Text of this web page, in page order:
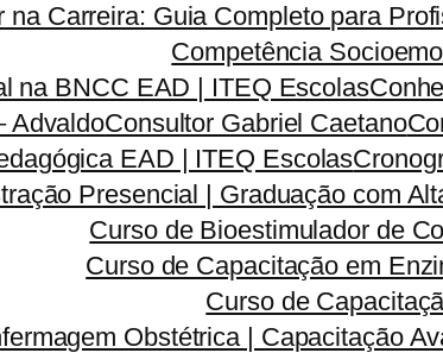
Carreira: Guia Completo para
Competência
na BNCC EAD | ITEQ Escolas
AdvaldoConsultor Gabriel Caetano
EAD | ITEQ Escolas
Presencial | Graduação com
Curso de Bioestimulador de
Curso de Capacitação em
Curso de
Obstétrica | Capacitação